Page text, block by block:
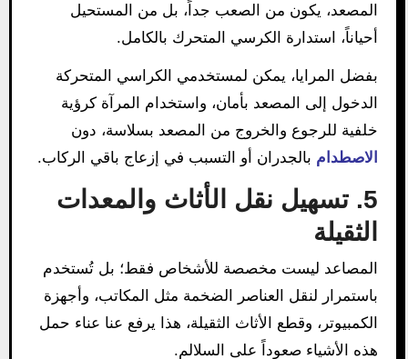
المصعد، يكون من الصعب جداً، بل من المستحيل
أحياناً، استدارة الكرسي المتحرك بالكامل.
بفضل المرايا، يمكن لمستخدمي الكراسي المتحركة
الدخول إلى المصعد بأمان، واستخدام المرآة كرؤية
خلفية للرجوع والخروج من المصعد بسلاسة، دون
الاصطدام بالجدران أو التسبب في إزعاج باقي الركاب.
5. تسهيل نقل الأثاث والمعدات
الثقيلة
المصاعد ليست مخصصة للأشخاص فقط؛ بل تُستخدم
باستمرار لنقل العناصر الضخمة مثل المكاتب، وأجهزة
الكمبيوتر، وقطع الأثاث الثقيلة، هذا يرفع عنا عناء حمل
هذه الأشياء صعوداً على السلالم.